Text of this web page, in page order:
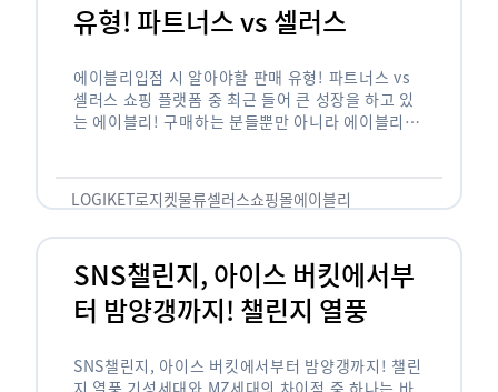
유형! 파트너스 vs 셀러스
에이블리입점 시 알아야할 판매 유형! 파트너스 vs
셀러스 쇼핑 플랫폼 중 최근 들어 큰 성장을 하고 있
는 에이블리! 구매하는 분들뿐만 아니라 에이블리에
LOGIKET로지켓물류셀러스쇼핑몰에이블리
SNS챌린지, 아이스 버킷에서부
터 밤양갱까지! 챌린지 열풍
SNS챌린지, 아이스 버킷에서부터 밤양갱까지! 챌린
지 열풍 기성세대와 MZ세대의 차이점 중 하나는 바